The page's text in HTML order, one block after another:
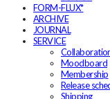
FORM-FLUX*
ARCHIVE
JOURNAL
SERVICE
Moodboard
Membership
Release
Shipping